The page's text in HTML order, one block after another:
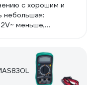
с хорошим и
небольшая:
меньше,